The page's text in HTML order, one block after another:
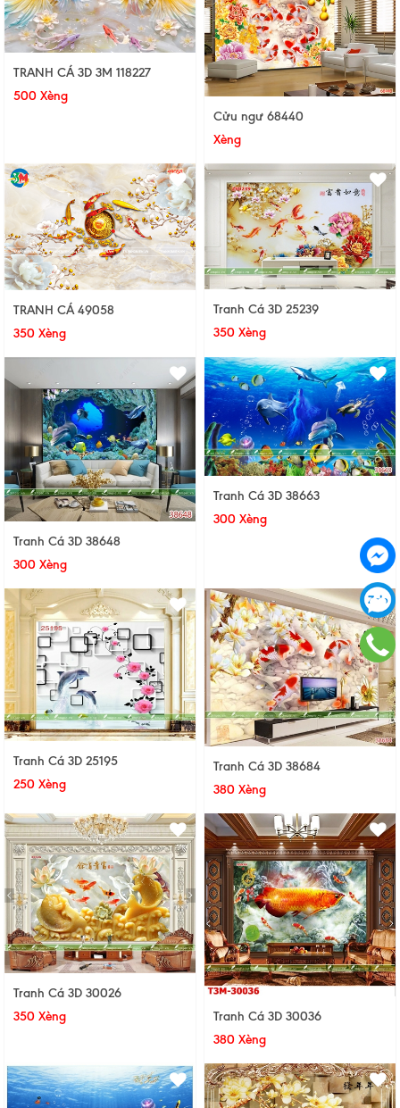
TRANH CÁ 3D 3M 118227
500 Xèng
Cửu ngư 68440
Xèng
TRANH CÁ 49058
350 Xèng
Tranh Cá 3D 25239
350 Xèng
Tranh Cá 3D 38648
300 Xèng
Tranh Cá 3D 38663
300 Xèng
Tranh Cá 3D 25195
250 Xèng
Tranh Cá 3D 38684
380 Xèng
Tranh Cá 3D 30026
350 Xèng
Tranh Cá 3D 30036
380 Xèng